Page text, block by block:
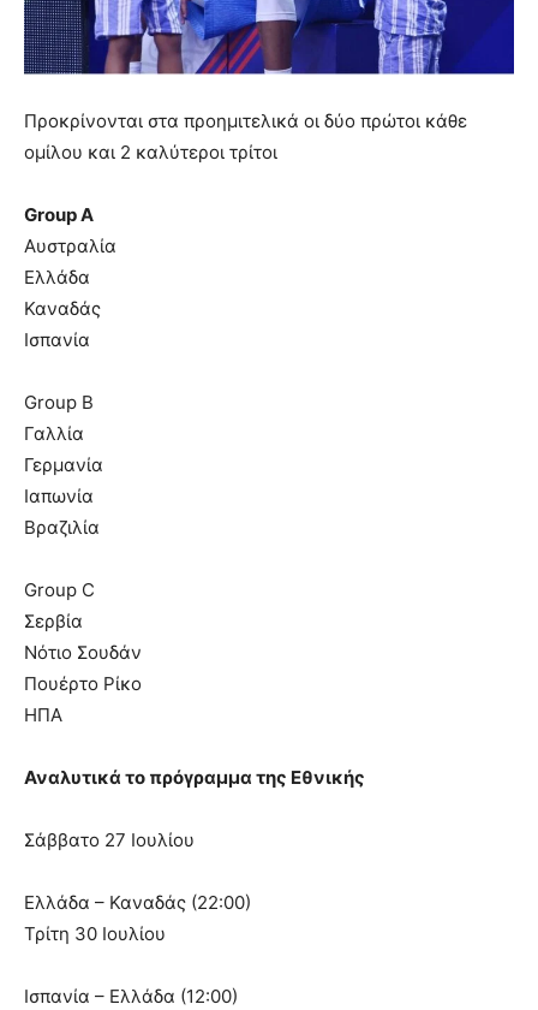
Προκρίνονται στα προημιτελικά οι δύο πρώτοι κάθε
ομίλου και 2 καλύτεροι τρίτοι
Group A
Αυστραλία
Ελλάδα
Καναδάς
Ισπανία
Group B
Γαλλία
Γερμανία
Ιαπωνία
Βραζιλία
Group C
Σερβία
Νότιο Σουδάν
Πουέρτο Ρίκο
ΗΠΑ
Αναλυτικά το πρόγραμμα της Εθνικής
Σάββατο 27 Ιουλίου
Ελλάδα – Καναδάς (22:00)
Τρίτη 30 Ιουλίου
Ισπανία – Ελλάδα (12:00)